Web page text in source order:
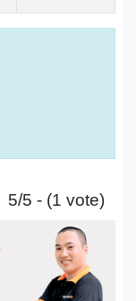
5/5 - (1 vote)